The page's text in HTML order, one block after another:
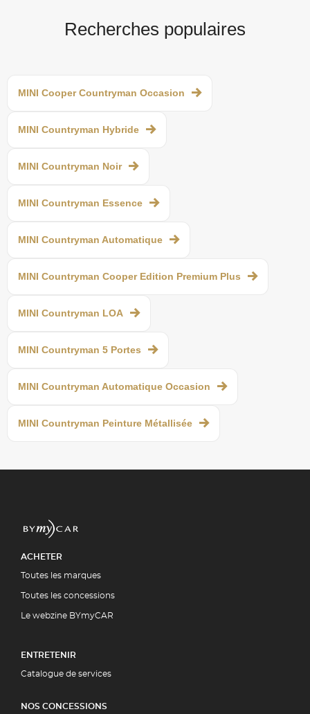
Recherches populaires
MINI Cooper Countryman Occasion
MINI Countryman Hybride
MINI Countryman Noir
MINI Countryman Essence
MINI Countryman Automatique
MINI Countryman Cooper Edition Premium Plus
MINI Countryman LOA
MINI Countryman 5 Portes
MINI Countryman Automatique Occasion
MINI Countryman Peinture Métallisée
ACHETER
Toutes les marques
Toutes les concessions
Le webzine BYmyCAR
ENTRETENIR
Catalogue de services
NOS CONCESSIONS